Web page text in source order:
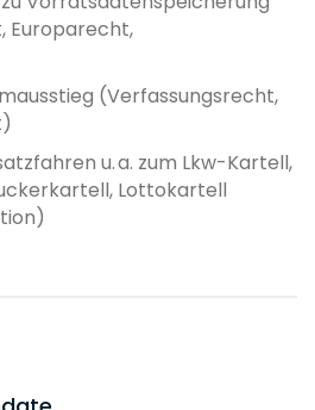
Europarecht,
(Verfassungsrecht,
u. a. zum Lkw-​Kartell,
Lottokartell